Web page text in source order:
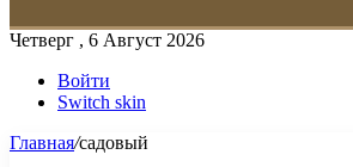
Четверг , 6 Август 2026
Войти
Switch skin
Главная/садовый